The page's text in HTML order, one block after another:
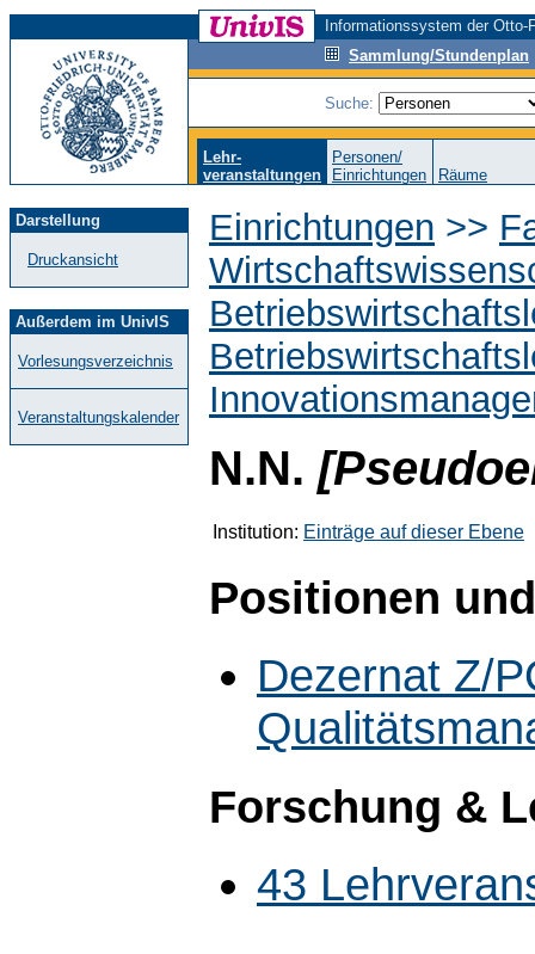
Informationssystem der
Sammlung/Stundenplan
Suche:
Lehr-
veranstaltungen
Personen/
Einrichtungen
Räume
Darstellung
Druckansicht
Außerdem im UnivIS
Vorlesungsverzeichnis
Veranstaltungskalender
Einrichtungen >>
N.N.
Institution: Einträge auf dieser Ebene
Positionen
Dezernat Z/
Forschung &
43